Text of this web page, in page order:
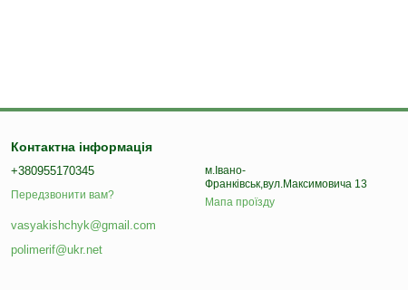
Контактна інформація
+380955170345
Передзвонити вам?
vasyakishchyk@gmail.com
polimerif@ukr.net
м.Івано-
Франківськ,вул.Максимовича 13
Мапа проїзду